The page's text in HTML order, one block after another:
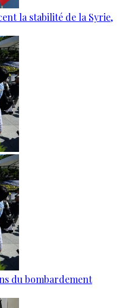
la stabilité de la Syrie,
du bombardement